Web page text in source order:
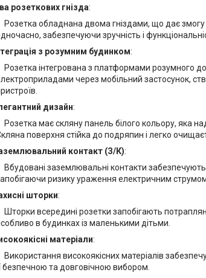
розеткових гнізда:
Розетка обладнана двома гніздами, що дає
забезпечуючи зручність і
з розумним будинком:
Розетка інтегрована з платформами розумного
через мобільний застосунок,
дизайн:
Розетка має скляну панель білого кольору, яка
поверхня стійка до подряпин і легко
контакт (З/К):
Вбудовані заземлювальні контакти
ризику ураження електричним
шторки:
Шторки всередині розетки запобігають
в будинках із маленькими дітьми.
матеріали:
Використання високоякісних матеріалів
безпечною та довговічною вибором.